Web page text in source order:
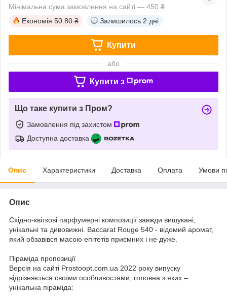
Мінімальна сума замовлення на сайті — 450 ₴
Економія 50.80 ₴ Залишилось 2 дні
Купити
або
Купити з
Що таке купити з Пром?
Замовлення під захистом
Доступна доставка
Опис Характеристики Доставка Оплата Умови
Опис
Східно-квіткові парфумерні композиції завжди вишукані,
унікальні та дивовижні. Baccarat Rouge 540 - відомий аромат,
який обзавівся масою епітетів приємних і не дуже.
Піраміда пропозиції
Версія на сайті Prostoopt.com.ua 2022 року випуску
відрізняється своїми особливостями, головна з яких –
унікальна піраміда: